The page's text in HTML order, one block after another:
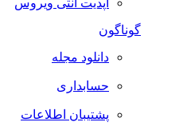
آپدیت آنتی ویروس
گوناگون
دانلود مجله
حسابداری
پشتیبان اطلاعات